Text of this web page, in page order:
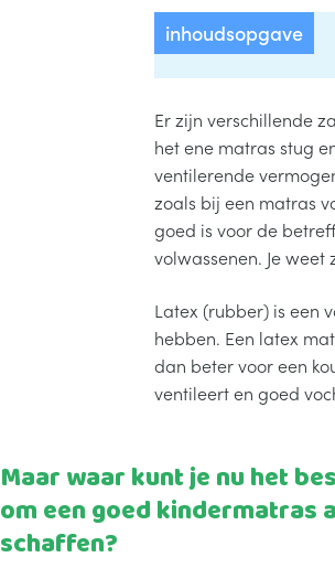
inhoudsopgave
Er zijn verschillende
het ene matras stug
ventilerende
zoals bij een matras
goed is voor de
volwassenen. Je
Latex (rubber) is een
hebben. Een latex
dan beter voor een
ventileert en goed
Maar waar kunt je nu het
om een goed kindermatras
schaffen?